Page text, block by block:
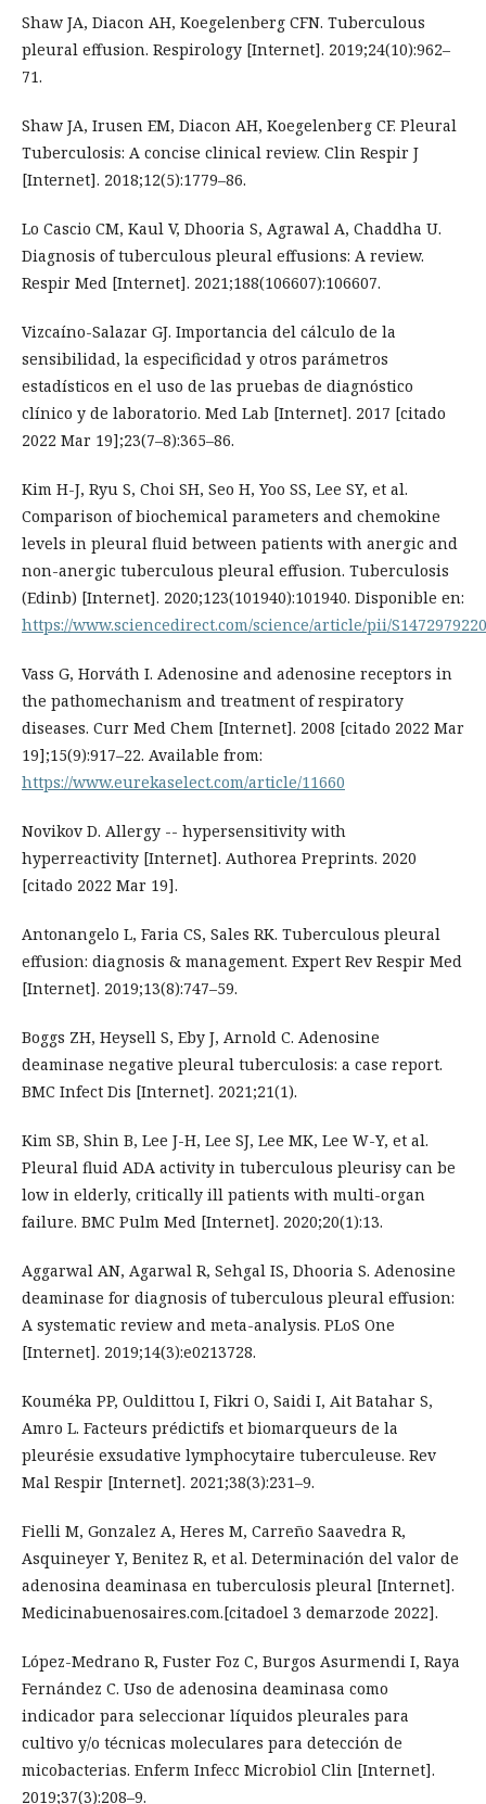
Shaw JA, Diacon AH, Koegelenberg CFN. Tuberculous
pleural effusion. Respirology [Internet]. 2019;24(10):962–
71.
Shaw JA, Irusen EM, Diacon AH, Koegelenberg CF. Pleural
Tuberculosis: A concise clinical review. Clin Respir J
[Internet]. 2018;12(5):1779–86.
Lo Cascio CM, Kaul V, Dhooria S, Agrawal A, Chaddha U.
Diagnosis of tuberculous pleural effusions: A review.
Respir Med [Internet]. 2021;188(106607):106607.
Vizcaíno-Salazar GJ. Importancia del cálculo de la
sensibilidad, la especificidad y otros parámetros
estadísticos en el uso de las pruebas de diagnóstico
clínico y de laboratorio. Med Lab [Internet]. 2017 [citado
2022 Mar 19];23(7–8):365–86.
Kim H-J, Ryu S, Choi SH, Seo H, Yoo SS, Lee SY, et al.
Comparison of biochemical parameters and chemokine
levels in pleural fluid between patients with anergic and
non-anergic tuberculous pleural effusion. Tuberculosis
(Edinb) [Internet]. 2020;123(101940):101940. Disponible en:
https://www.sciencedirect.com/science/article/pii/
Vass G, Horváth I. Adenosine and adenosine receptors in
the pathomechanism and treatment of respiratory
diseases. Curr Med Chem [Internet]. 2008 [citado 2022 Mar
19];15(9):917–22. Available from:
https://www.eurekaselect.com/article/11660
Novikov D. Allergy -- hypersensitivity with
hyperreactivity [Internet]. Authorea Preprints. 2020
[citado 2022 Mar 19].
Antonangelo L, Faria CS, Sales RK. Tuberculous pleural
effusion: diagnosis & management. Expert Rev Respir Med
[Internet]. 2019;13(8):747–59.
Boggs ZH, Heysell S, Eby J, Arnold C. Adenosine
deaminase negative pleural tuberculosis: a case report.
BMC Infect Dis [Internet]. 2021;21(1).
Kim SB, Shin B, Lee J-H, Lee SJ, Lee MK, Lee W-Y, et al.
Pleural fluid ADA activity in tuberculous pleurisy can be
low in elderly, critically ill patients with multi-organ
failure. BMC Pulm Med [Internet]. 2020;20(1):13.
Aggarwal AN, Agarwal R, Sehgal IS, Dhooria S. Adenosine
deaminase for diagnosis of tuberculous pleural effusion:
A systematic review and meta-analysis. PLoS One
[Internet]. 2019;14(3):e0213728.
Kouméka PP, Ouldittou I, Fikri O, Saidi I, Ait Batahar S,
Amro L. Facteurs prédictifs et biomarqueurs de la
pleurésie exsudative lymphocytaire tuberculeuse. Rev
Mal Respir [Internet]. 2021;38(3):231–9.
Fielli M, Gonzalez A, Heres M, Carreño Saavedra R,
Asquineyer Y, Benitez R, et al. Determinación del valor de
adenosina deaminasa en tuberculosis pleural [Internet].
Medicinabuenosaires.com.[citadoel 3 demarzode 2022].
López-Medrano R, Fuster Foz C, Burgos Asurmendi I, Raya
Fernández C. Uso de adenosina deaminasa como
indicador para seleccionar líquidos pleurales para
cultivo y/o técnicas moleculares para detección de
micobacterias. Enferm Infecc Microbiol Clin [Internet].
2019;37(3):208–9.